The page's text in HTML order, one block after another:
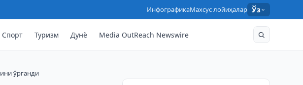
ИнфографикаМахсус лойиҳалар Ўз
Спорт Туризм Дунё Media OutReach Newswire
ўрганди